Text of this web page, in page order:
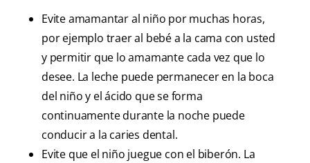
Evite amamantar al niño por muchas horas,
por ejemplo traer al bebé a la cama con usted
y permitir que lo amamante cada vez que lo
desee. La leche puede permanecer en la boca
del niño y el ácido que se forma
continuamente durante la noche puede
conducir a la caries dental.
Evite que el niño juegue con el biberón. La